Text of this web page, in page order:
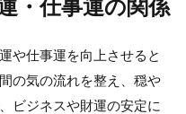
・仕事運の関係
や仕事運を向上させると
の気の流れを整え、穏や
ビジネスや財運の安定に